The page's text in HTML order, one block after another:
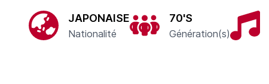
JAPONAISE
Nationalité
70'S
Génération(s)